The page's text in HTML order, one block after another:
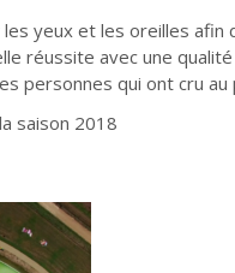
yeux et les oreilles
réussite avec une qualité
personnes qui ont cru
saison 2018